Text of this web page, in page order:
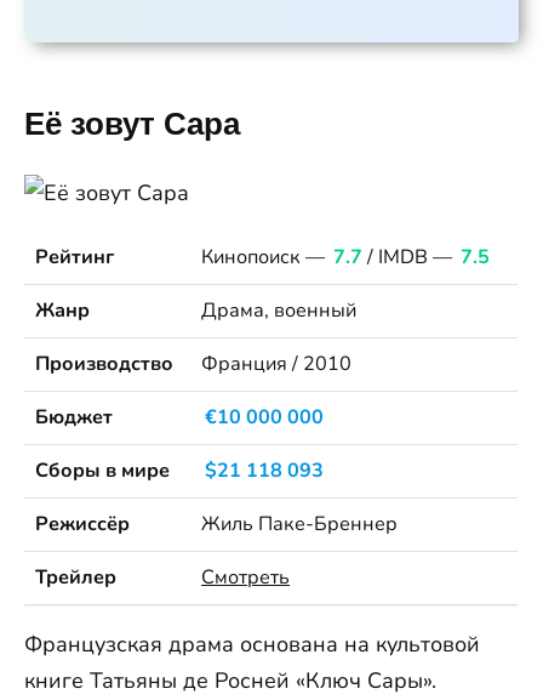
Её зовут Сара
Рейтинг Кинопоиск — 7.7 / IMDB — 7.5
Жанр
Драма, военный
Производство
Франция / 2010
Бюджет
€10 000 000
Сборы в мире
$21 118 093
Режиссёр
Жиль Паке-Бреннер
Трейлер
Смотреть
Французская драма основана на культовой
книге Татьяны де Росней «Ключ Сары».